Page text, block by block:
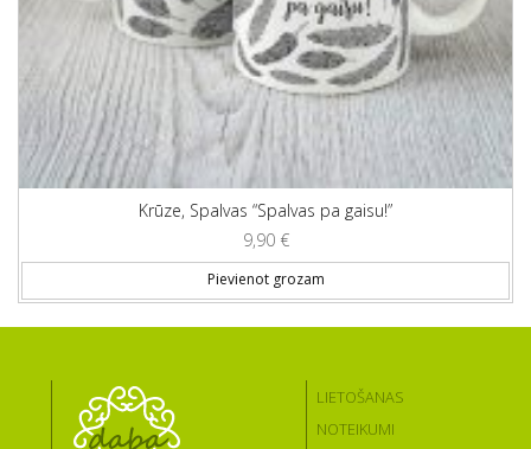
Krūze, Spalvas “Spalvas pa gaisu!”
9,90 €
Pievienot grozam
LIETOŠANAS
NOTEIKUMI